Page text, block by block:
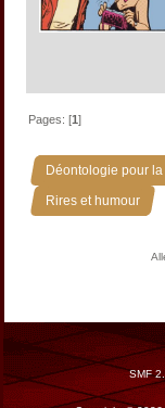
Pages: [1]
Déontologie pour la
Rires et humour »
SMF